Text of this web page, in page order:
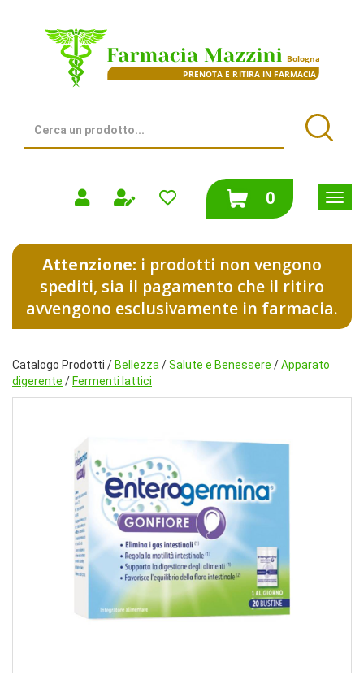
contenuto
Farmacia
Prodotto
0prodotti
inseriti
Attenzione: i prodotti non vengono
spediti, sia il pagamento che il ritiro
avvengono esclusivamente in farmacia.
Catalogo Prodotti / Bellezza /Salute e Benessere /Apparato
digerente / Fermenti lattici